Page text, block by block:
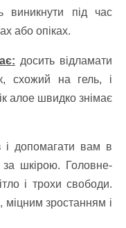
виникнути під час
або опіках.
досить відламати
схожий на гель, і
алое швидко знімає
і допомагати вам в
за шкірою. Головне-
і трохи свободи.
міцним зростанням і